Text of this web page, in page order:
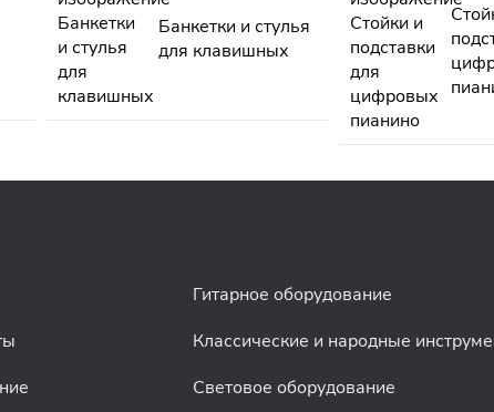
Банкетки и стулья
для клавишных
Гитарное оборудование
Классические и народные
Световое оборудование